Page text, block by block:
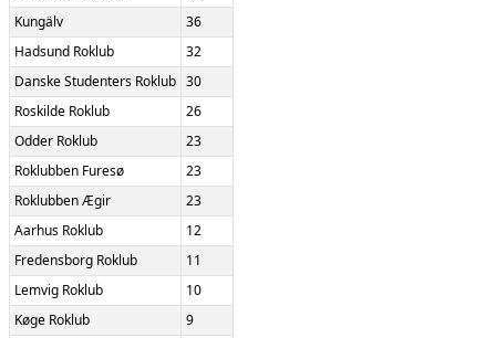
Kungälv
36
Hadsund Roklub
32
Danske Studenters Roklub 30
Roskilde Roklub
26
Odder Roklub
23
Roklubben Furesø
23
Roklubben Ægir
23
Aarhus Roklub
12
Fredensborg Roklub
11
Lemvig Roklub
10
Køge Roklub
9